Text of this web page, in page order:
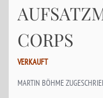
CORPS
VERKAUFT
MARTIN BÖHME